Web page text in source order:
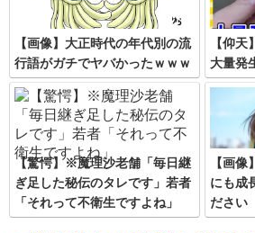
【画像】大正時代の年代別の流
行語がガチでヤバかったｗｗｗ
【仰
大量発
【驚愕】※魔理沙老舗「毎日継
ぎ足した秘伝のタレです」若者
「それって不衛生ですよね」
【画
にも成
ださい